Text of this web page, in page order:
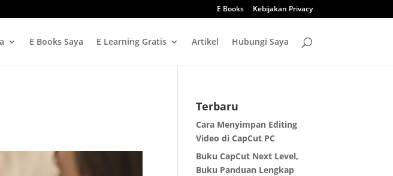
E Books Kebijakan Privacy
E Books Saya E Learning Gratis Artikel Hubungi Saya
Terbaru
Cara Menyimpan Editing
Video di CapCut PC
Buku CapCut Next Level,
Buku Panduan Lengkap